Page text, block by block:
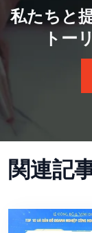
私たちと
トー
関連記